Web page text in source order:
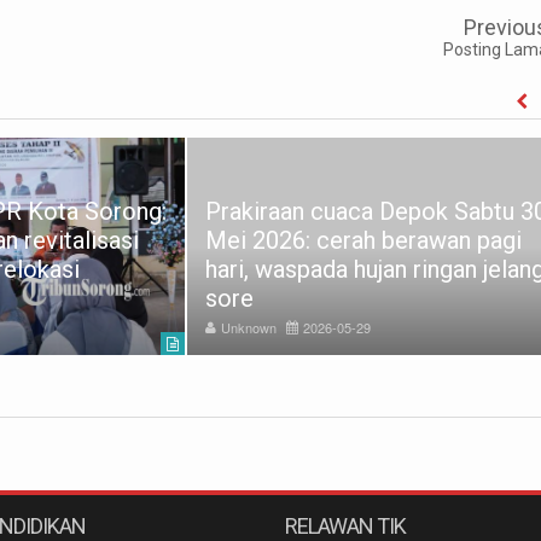
Posting
Kota Sorong:
revitalisasi
Prakiraan cuaca Depok Sabtu
Mei 2026: cerah berawan pagi
hari, waspada hujan ringan
sore
Unknown 2026-05-29
RELAWAN TIK